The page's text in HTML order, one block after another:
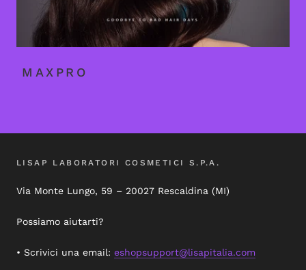
MAXPRO
LISAP LABORATORI COSMETICI S.P.A.
Via Monte Lungo, 59 – 20027 Rescaldina (MI)
Possiamo aiutarti?
• Scrivici una email: eshopsupport@lisapitalia.com